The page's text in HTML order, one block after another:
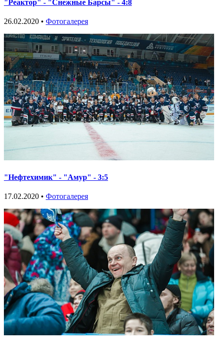
"Реактор" - "Снежные Барсы" - 4:8
26.02.2020 • Фотогалерея
"Нефтехимик" - "Амур" - 3:5
17.02.2020 • Фотогалерея